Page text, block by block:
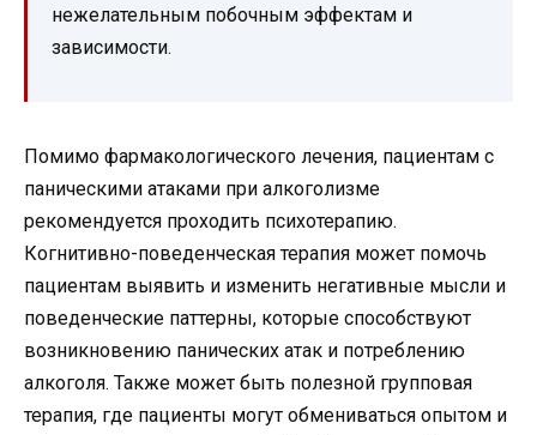
нежелательным побочным эффектам и
зависимости.
Помимо фармакологического лечения, пациентам с
паническими атаками при алкоголизме
рекомендуется проходить психотерапию.
Когнитивно-поведенческая терапия может помочь
пациентам выявить и изменить негативные мысли и
поведенческие паттерны, которые способствуют
возникновению панических атак и потреблению
алкоголя. Также может быть полезной групповая
терапия, где пациенты могут обмениваться опытом и